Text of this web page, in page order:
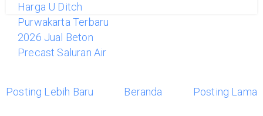
Harga U Ditch
Purwakarta Terbaru
2026 Jual Beton
Precast Saluran Air
Posting Lebih Baru Beranda Posting Lama